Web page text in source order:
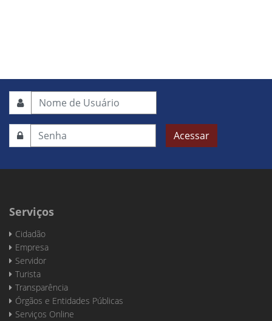
Acessar
Serviços
Cidadão
Empresa
Servidor
Turista
Transparência
Órgãos e Entidades Públicas
Serviços Online